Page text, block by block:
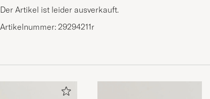
Der Artikel ist leider ausverkauft.
Artikelnummer: 29294211r